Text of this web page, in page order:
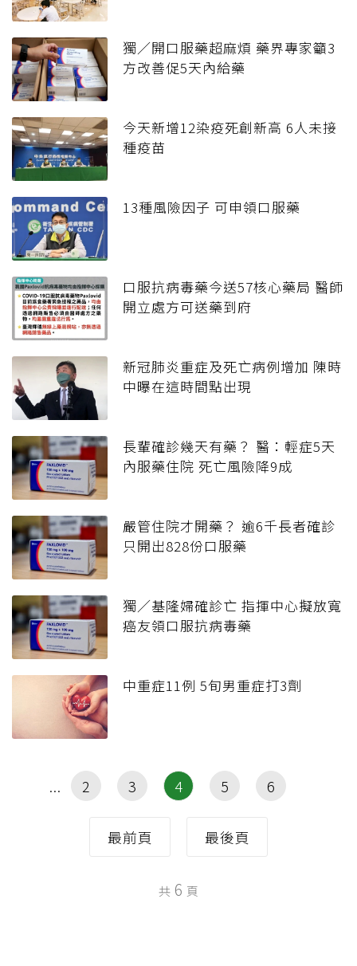
獨／開口服藥超麻煩 藥界專家籲3
方改善促5天內給藥
今天新增12染疫死創新高 6人未接
種疫苗
13種風險因子 可申領口服藥
口服抗病毒藥今送57核心藥局 醫師
開立處方可送藥到府
新冠肺炎重症及死亡病例增加 陳時
中曝在這時間點出現
長輩確診幾天有藥？ 醫：輕症5天
內服藥住院 死亡風險降9成
嚴管住院才開藥？ 逾6千長者確診
只開出828份口服藥
獨／基隆婦確診亡 指揮中心擬放寬
癌友領口服抗病毒藥
中重症11例 5旬男重症打3劑
最前頁
2 3 4 5 6
最後頁
共 6 頁